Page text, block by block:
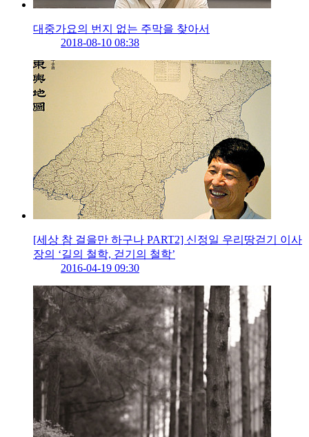
대중가요의 번지 없는 주막을 찾아서
2018-08-10 08:38
[세상 참 걸을만 하구나 PART2] 신정일 우리땅걷기 이사
장의 ‘길의 철학, 걷기의 철학’
2016-04-19 09:30